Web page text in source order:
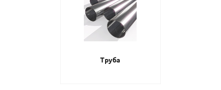
Труба